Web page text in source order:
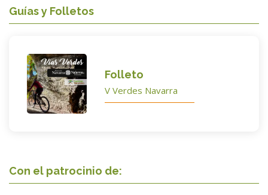
Guías y Folletos
Folleto
V Verdes Navarra
Con el patrocinio de: